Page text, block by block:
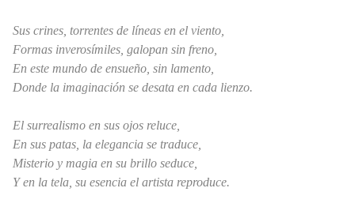
Sus crines, torrentes de líneas en el viento,
Formas inverosímiles, galopan sin freno,
En este mundo de ensueño, sin lamento,
Donde la imaginación se desata en cada lienzo.
El surrealismo en sus ojos reluce,
En sus patas, la elegancia se traduce,
Misterio y magia en su brillo seduce,
Y en la tela, su esencia el artista reproduce.